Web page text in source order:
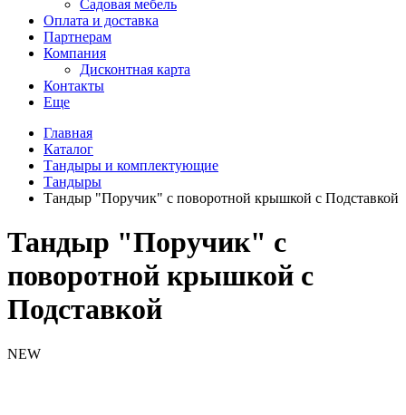
Садовая мебель
Оплата и доставка
Партнерам
Компания
Дисконтная карта
Контакты
Еще
Главная
Каталог
Тандыры и комплектующие
Тандыры
Тандыр "Поручик" с поворотной крышкой с Подставкой
Тандыр "Поручик" с
поворотной крышкой с
Подставкой
NEW